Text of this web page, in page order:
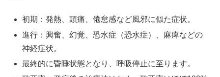
初期：発熱、頭痛、倦怠感など風邪に似た症状。
進行：興奮、幻覚、恐水症（恐水症）、麻痺などの
神経症状。
最終的に昏睡状態となり、呼吸停止に至ります。